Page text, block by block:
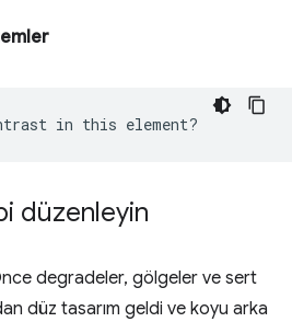
düzenleyin
degradeler, gölgeler ve sert
düz tasarım geldi ve koyu arka